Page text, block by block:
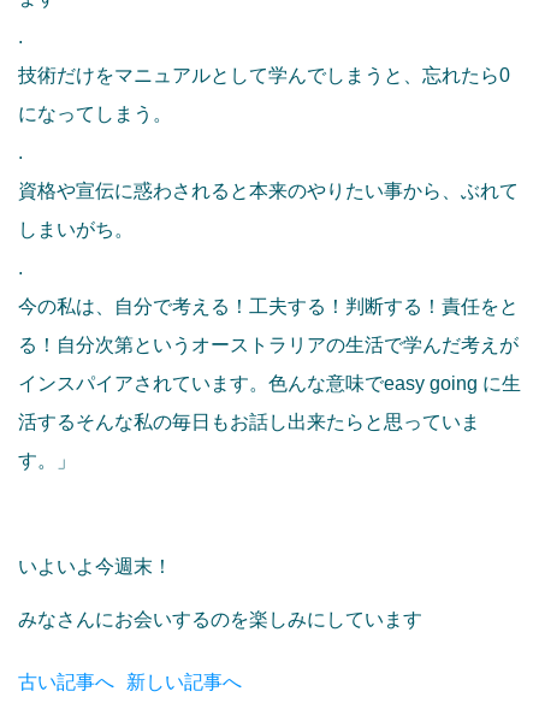
.
技術だけをマニュアルとして学んでしまうと、忘れたら0
になってしまう。
.
資格や宣伝に惑わされると本来のやりたい事から、ぶれて
しまいがち。
.
今の私は、自分で考える！工夫する！判断する！責任をと
る！自分次第というオーストラリアの生活で学んだ考えが
インスパイアされています。色んな意味でeasy going に生
活するそんな私の毎日もお話し出来たらと思っていま
す。」
いよいよ今週末！
みなさんにお会いするのを楽しみにしています
古い記事へ 新しい記事へ